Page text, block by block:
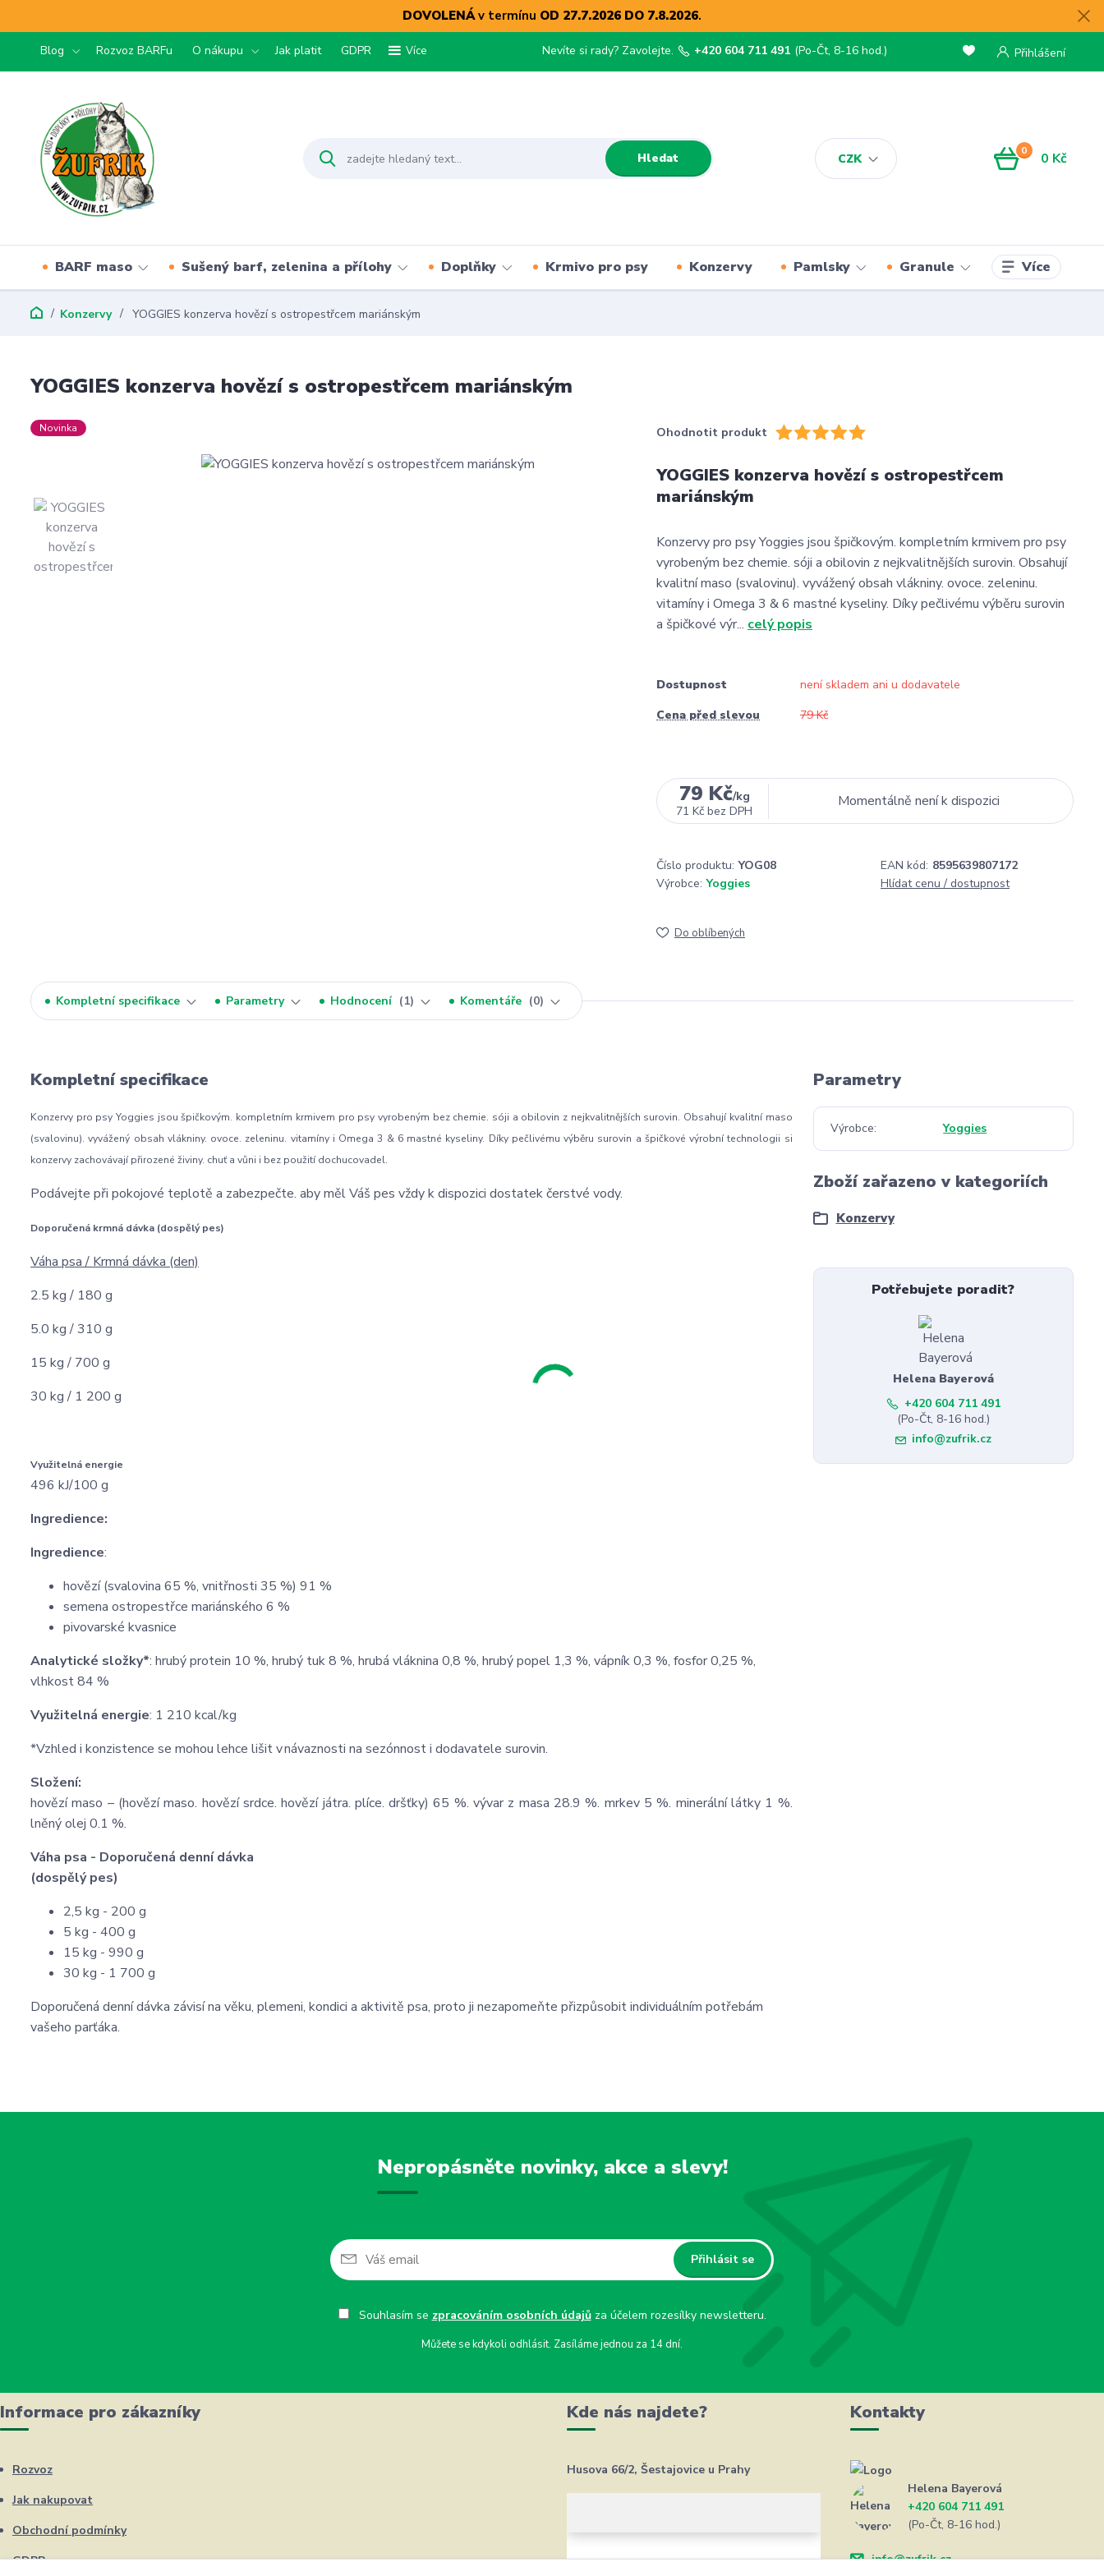
DOVOLENÁv termínu OD 27.7.2026 DO 7.8.2026.
Blog Rozvoz BARFu O nákupu Jak platit GDPR Více
CZK
Přihlášení
Hledat
Nevíte si rady? Zavolejte. +420 604 711 491 (Po-Čt, 8-16 hod.)
0 0 Kč
BARF maso Sušený barf, zelenina a přílohy Doplňky Krmivo pro psy Konzervy Pamlsky Granule Více
Konzervy YOGGIES konzerva hovězí s ostropestřcem mariánským
YOGGIES konzerva hovězí s ostropestřcem mariánským
Novinka Ohodnotit produkt
YOGGIES konzerva hovězí s ostropestřcem
mariánským
Konzervy pro psy Yoggies jsou špičkovým. kompletním krmivem pro psy
vyrobeným bez chemie. sóji a obilovin z nejkvalitnějších surovin. Obsahují
kvalitní maso (svalovinu). vyvážený obsah vlákniny. ovoce. zeleninu.
vitamíny i Omega 3 & 6 mastné kyseliny. Díky pečlivému výběru surovin
a špičkové výr... celý popis
Dostupnost
není skladem ani u dodavatele
Cena před slevou
79 Kč
79 Kč/kg
71 Kč bez DPH
Momentálně není k dispozici
Číslo produktu: YOG08 EAN kód: 8595639807172
Výrobce: Yoggies Hlídat cenu / dostupnost
Do oblíbených
Kompletní specifikace Parametry Hodnocení 1 Komentáře 0
Kompletní specifikace
Konzervy pro psy Yoggies jsou špičkovým. kompletním krmivem pro psy vyrobeným bez chemie. sóji a obilovin z nejkvalitnějších surovin. Obsahují kvalitní maso
(svalovinu). vyvážený obsah vlákniny. ovoce. zeleninu. vitamíny i Omega 3 & 6 mastné kyseliny. Díky pečlivému výběru surovin a špičkové výrobní technologii si
konzervy zachovávají přirozené živiny. chuť a vůni i bez použití dochucovadel.
Podávejte při pokojové teplotě a zabezpečte. aby měl Váš pes vždy k dispozici dostatek čerstvé vody.
Doporučená krmná dávka (dospělý pes)
Váha psa / Krmná dávka (den)
2.5 kg / 180 g
5.0 kg / 310 g
15 kg / 700 g
30 kg / 1 200 g
Využitelná energie
496 kJ/100 g
Ingredience:
Ingredience:
hovězí (svalovina 65 %, vnitřnosti 35 %) 91 %
semena ostropestřce mariánského 6 %
pivovarské kvasnice
Analytické složky*: hrubý protein 10 %, hrubý tuk 8 %, hrubá vláknina 0,8 %, hrubý popel 1,3 %, vápník 0,3 %, fosfor 0,25 %,
vlhkost 84 %
Využitelná energie: 1 210 kcal/kg
*Vzhled i konzistence se mohou lehce lišit v návaznosti na sezónnost i dodavatele surovin.
Složení:
hovězí maso – (hovězí maso. hovězí srdce. hovězí játra. plíce. dršťky) 65 %. vývar z masa 28.9 %. mrkev 5 %. minerální látky 1 %.
lněný olej 0.1 %.
Váha psa - Doporučená denní dávka
(dospělý pes)
2,5 kg - 200 g
5 kg - 400 g
15 kg - 990 g
30 kg - 1 700 g
Doporučená denní dávka závisí na věku, plemeni, kondici a aktivitě psa, proto ji nezapomeňte přizpůsobit individuálním potřebám
vašeho parťáka.
Parametry
Výrobce Yoggies
Zboží zařazeno v kategoriích
Konzervy
Potřebujete poradit?
Helena Bayerová
+420 604 711 491
(Po-Čt, 8-16 hod.)
info@zufrik.cz
Nepropásněte novinky, akce a slevy!
Přihlásit se
Souhlasím se zpracováním osobních údajůza účelem rozesílky newsletteru.
Můžete se kdykoli odhlásit. Zasíláme jednou za 14 dní.
Informace pro zákazníky
Rozvoz
Jak nakupovat
Obchodní podmínky
GDPR
Kde nás najdete?
Husova 66/2, Šestajovice u Prahy
Kontakty
Helena Bayerová
+420 604 711 491
(Po-Čt, 8-16 hod.)
info@zufrik.cz